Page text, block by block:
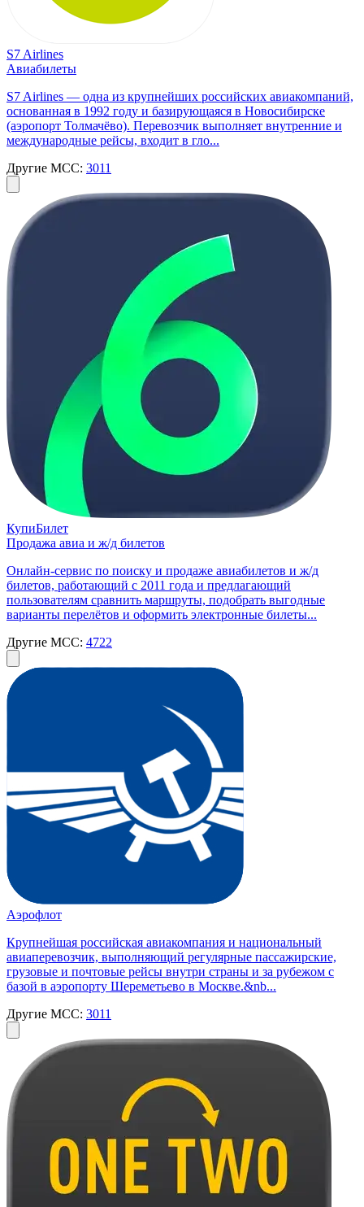
S7 Airlines
Авиабилеты
S7 Airlines — одна из крупнейших российских авиакомпаний,
основанная в 1992 году и базирующаяся в Новосибирске
(аэропорт Толмачёво). Перевозчик выполняет внутренние и
международные рейсы, входит в гло...
Другие MCC: 3011
КупиБилет
Продажа авиа и ж/д билетов
Онлайн-сервис по поиску и продаже авиабилетов и ж/д
билетов, работающий с 2011 года и предлагающий
пользователям сравнить маршруты, подобрать выгодные
варианты перелётов и оформить электронные билеты...
Другие MCC: 4722
Аэрофлот
Крупнейшая российская авиакомпания и национальный
авиаперевозчик, выполняющий регулярные пассажирские,
грузовые и почтовые рейсы внутри страны и за рубежом с
базой в аэропорту Шереметьево в Москве.&nb...
Другие MCC: 3011